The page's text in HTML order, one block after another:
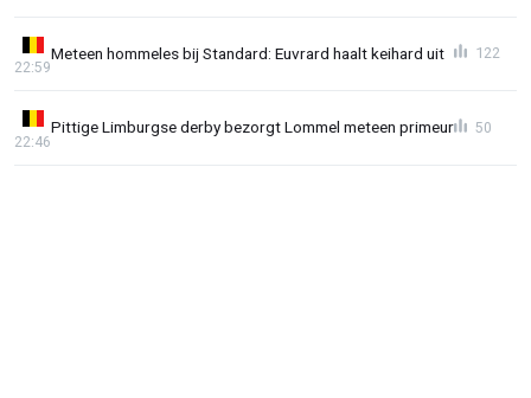
Meteen hommeles bij Standard: Euvrard haalt keihard uit
22:59
122
Pittige Limburgse derby bezorgt Lommel meteen primeur
22:46
50